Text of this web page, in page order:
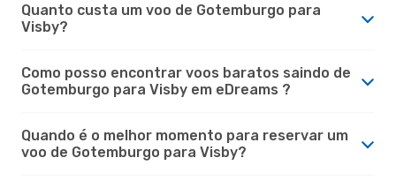
Quanto custa um voo de Gotemburgo para
Visby?
Como posso encontrar voos baratos saindo de
Gotemburgo para Visby em eDreams ?
Quando é o melhor momento para reservar um
voo de Gotemburgo para Visby?